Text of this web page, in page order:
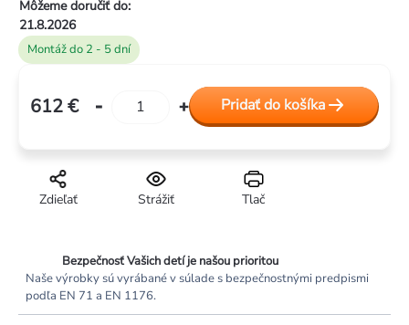
z
5
hviezdičiek.
Montáž do 2 - 5 dní
Môžeme doručiť do:
21.8.2026
Tlač
Strážiť
Zdieľať
612 €
Jednotková
Pridať do košíka
Bezpečnosť Vašich detí je našou prioritou
Naše výrobky sú vyrábané v súlade s bezpečnostnými predpismi
podľa EN 71 a EN 1176.